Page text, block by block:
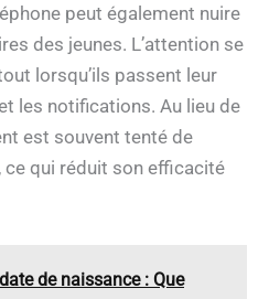
peut également nuire
des jeunes. L’attention se
lorsqu’ils passent leur
les notifications. Au lieu de
est souvent tenté de
qui réduit son efficacité
de naissance : Que